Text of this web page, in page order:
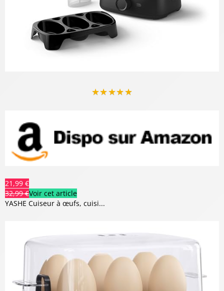
★★★★★
21,99 €
32,99 €Voir cet article
YASHE Cuiseur à œufs, cuisi...